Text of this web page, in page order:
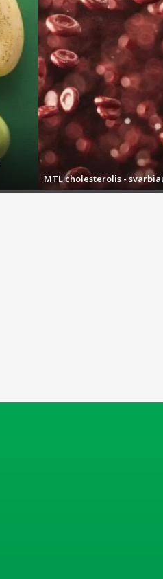
MTL cholesterolis -